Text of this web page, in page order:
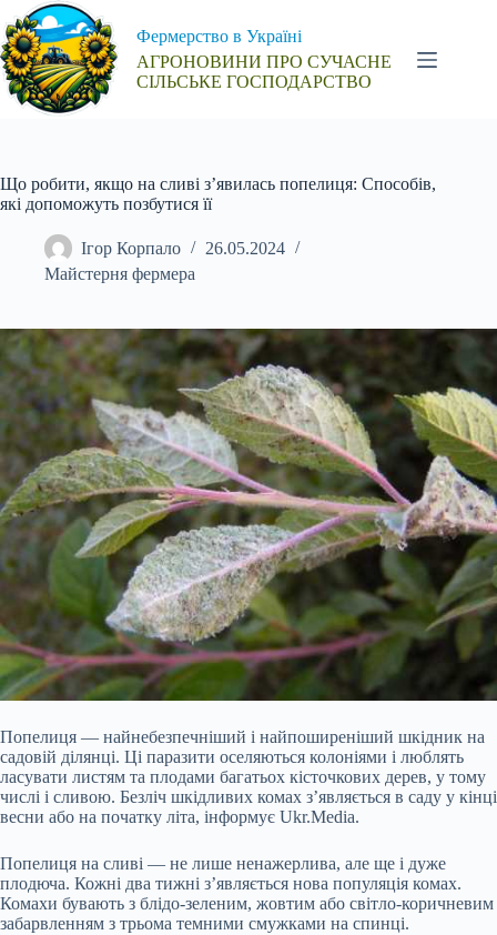
Перейти
до
вмісту
Фермерство в Україні
АГРОНОВИНИ ПРО СУЧАСНЕ
СІЛЬСЬКЕ ГОСПОДАРСТВО
Що робити, якщо на сливі з’явилась попелиця: Способів,
які допоможуть позбутися її
Ігор Корпало
26.05.2024
Майстерня фермера
Попелиця — найнебезпечніший і найпоширеніший шкідник на
садовій ділянці. Ці паразити оселяються колоніями і люблять
ласувати листям та плодами багатьох кісточкових дерев, у тому
числі і сливою. Безліч шкідливих комах з’являється в саду у кінці
весни або на початку літа, інформує Ukr.Media.
Попелиця на сливі — не лише ненажерлива, але ще і дуже
плодюча. Кожні два тижні з’являється нова популяція комах.
Комахи бувають з блідо-зеленим, жовтим або світло-коричневим
забарвленням з трьома темними смужками на спинці.